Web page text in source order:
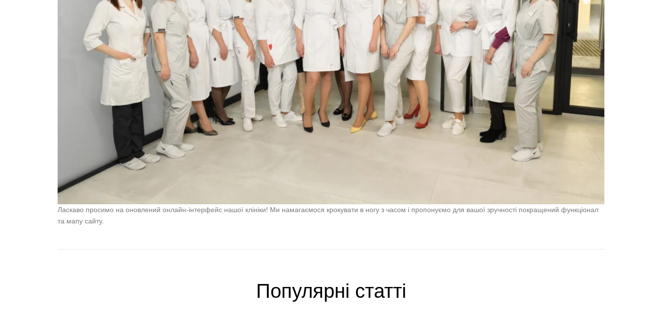
Ласкаво просимо на оновлений онлайн-інтерфейс нашої клініки! Ми намагаємося крокувати в ногу з часом і пропонуємо для вашої зручності покращений функціонал
та мапу сайту.
Популярні статтi